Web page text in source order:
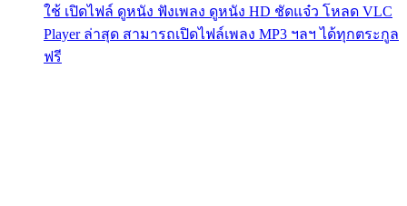
ใช้ เปิดไฟล์ ดูหนัง ฟังเพลง ดูหนัง HD ชัดแจ๋ว โหลด VLC
Player ล่าสุด สามารถเปิดไฟล์เพลง MP3 ฯลฯ ได้ทุกตระกูล
ฟรี